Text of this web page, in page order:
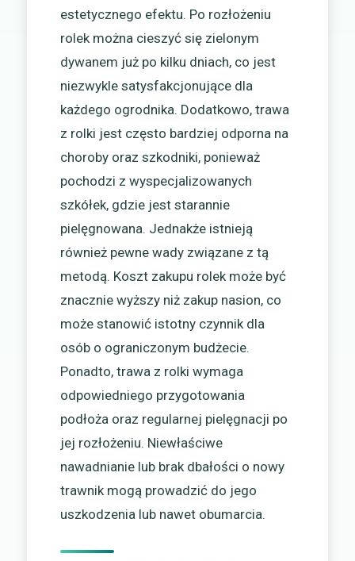
estetycznego efektu. Po rozłożeniu
rolek można cieszyć się zielonym
dywanem już po kilku dniach, co jest
niezwykle satysfakcjonujące dla
każdego ogrodnika. Dodatkowo, trawa
z rolki jest często bardziej odporna na
choroby oraz szkodniki, ponieważ
pochodzi z wyspecjalizowanych
szkółek, gdzie jest starannie
pielęgnowana. Jednakże istnieją
również pewne wady związane z tą
metodą. Koszt zakupu rolek może być
znacznie wyższy niż zakup nasion, co
może stanowić istotny czynnik dla
osób o ograniczonym budżecie.
Ponadto, trawa z rolki wymaga
odpowiedniego przygotowania
podłoża oraz regularnej pielęgnacji po
jej rozłożeniu. Niewłaściwe
nawadnianie lub brak dbałości o nowy
trawnik mogą prowadzić do jego
uszkodzenia lub nawet obumarcia.